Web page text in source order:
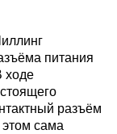
питания
ходе
разъём
сама